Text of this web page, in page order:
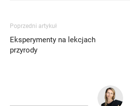
Poprzedni artykuł
Eksperymenty na lekcjach
przyrody